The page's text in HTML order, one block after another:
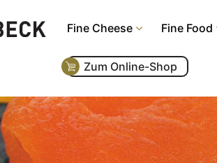
Fine Cheese Fine Food
Zum Online-Shop